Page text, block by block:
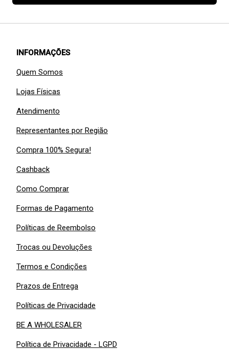
INFORMAÇÕES
Quem Somos
Lojas Físicas
Atendimento
Representantes por Região
Compra 100% Segura!
Cashback
Como Comprar
Formas de Pagamento
Políticas de Reembolso
Trocas ou Devoluções
Termos e Condições
Prazos de Entrega
Políticas de Privacidade
BE A WHOLESALER
Política de Privacidade - LGPD